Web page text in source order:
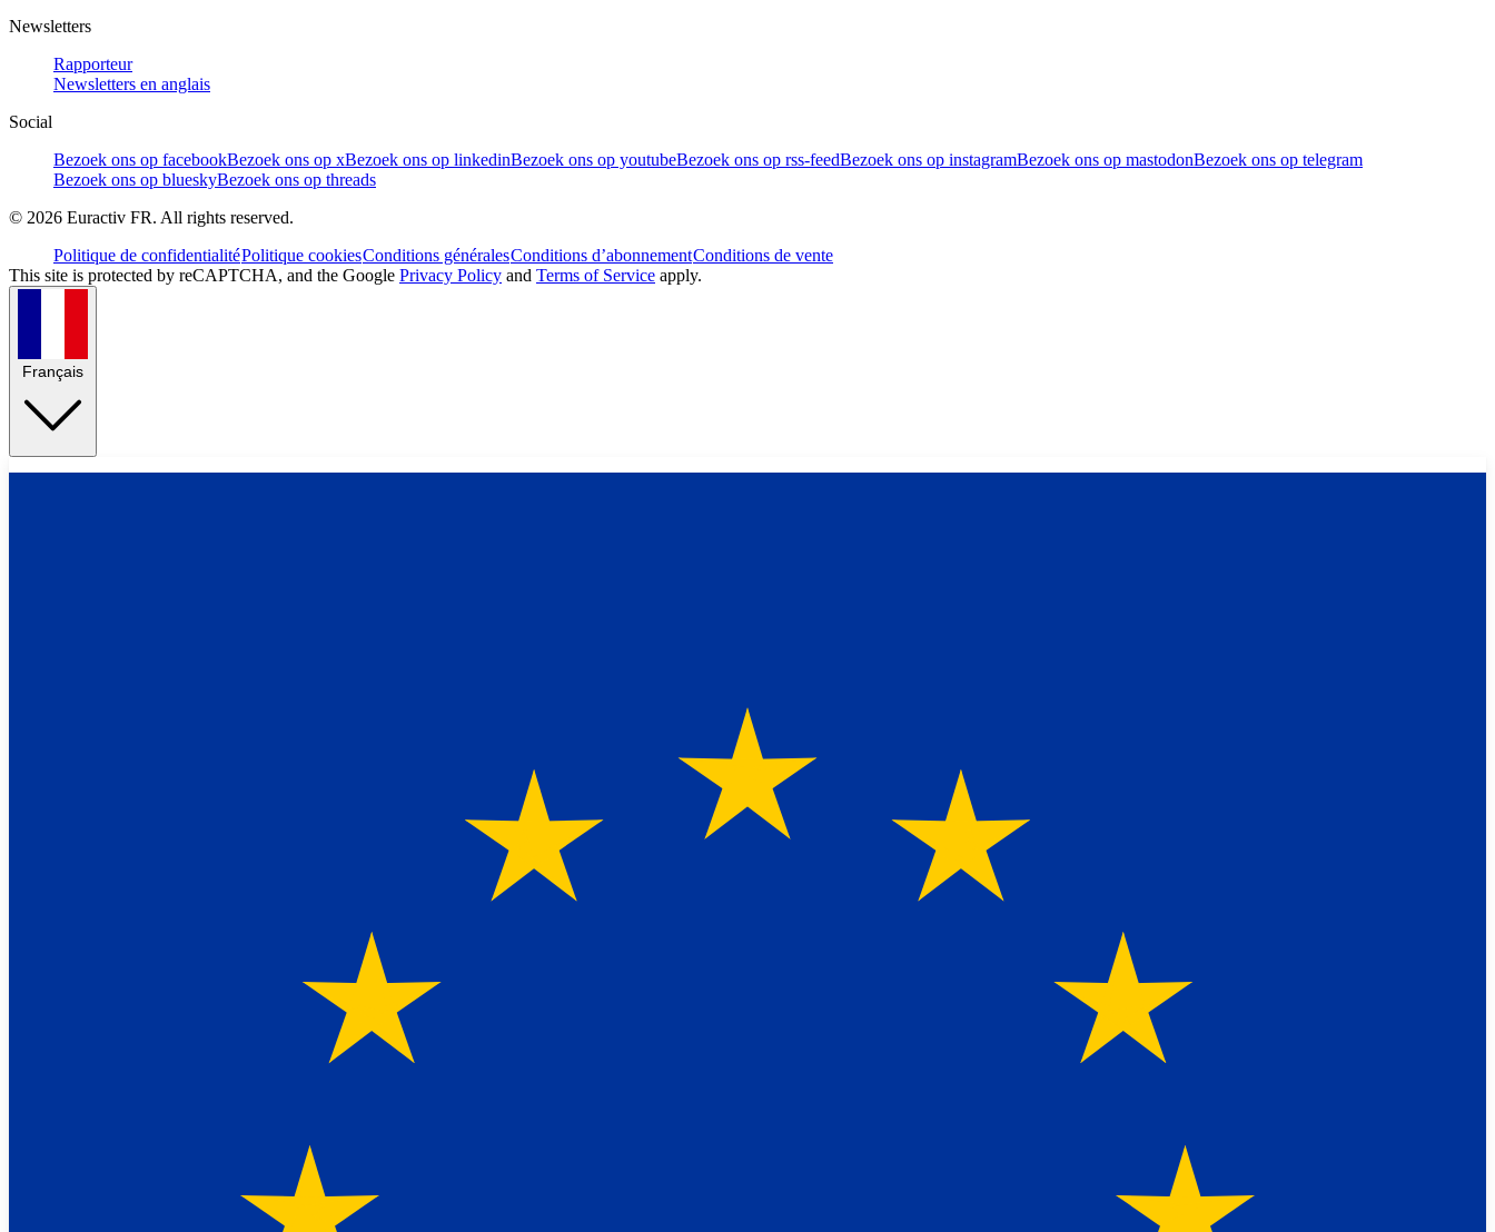
Newsletters
Rapporteur
Newsletters en anglais
Social
Bezoek ons op facebookBezoek ons op xBezoek ons op linkedinBezoek ons op youtubeBezoek ons op rss-feedBezoek ons op instagramBezoek ons op mastodonBezoek ons op telegram
Bezoek ons op blueskyBezoek ons op threads
© 2026 Euractiv FR. All rights reserved.
Politique de confidentialitéPolitique cookiesConditions généralesConditions d’abonnementConditions de vente
This site is protected by reCAPTCHA, and the Google Privacy Policy and Terms of Service apply.
Français